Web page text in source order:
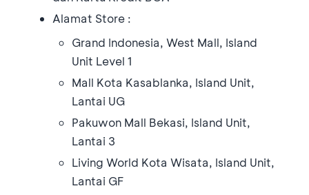
Alamat Store :
Grand Indonesia, West Mall, Island
Unit Level 1
Mall Kota Kasablanka, Island Unit,
Lantai UG
Pakuwon Mall Bekasi, Island Unit,
Lantai 3
Living World Kota Wisata, Island Unit,
Lantai GF